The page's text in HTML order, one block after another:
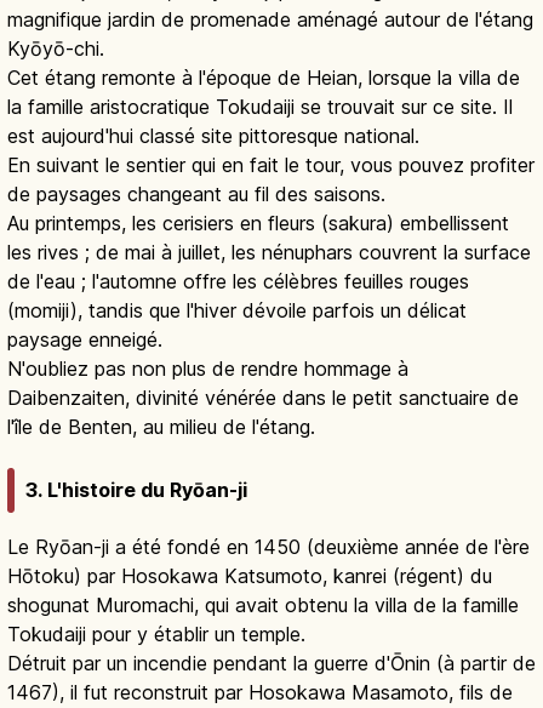
magnifique jardin de promenade aménagé autour de l'étang
Kyōyō-chi.
Cet étang remonte à l'époque de Heian, lorsque la villa de
la famille aristocratique Tokudaiji se trouvait sur ce site. Il
est aujourd'hui classé site pittoresque national.
En suivant le sentier qui en fait le tour, vous pouvez profiter
de paysages changeant au fil des saisons.
Au printemps, les cerisiers en fleurs (sakura) embellissent
les rives ; de mai à juillet, les nénuphars couvrent la surface
de l'eau ; l'automne offre les célèbres feuilles rouges
(momiji), tandis que l'hiver dévoile parfois un délicat
paysage enneigé.
N'oubliez pas non plus de rendre hommage à
Daibenzaiten, divinité vénérée dans le petit sanctuaire de
l'île de Benten, au milieu de l'étang.
3. L'histoire du Ryōan-ji
Le Ryōan-ji a été fondé en 1450 (deuxième année de l'ère
Hōtoku) par Hosokawa Katsumoto, kanrei (régent) du
shogunat Muromachi, qui avait obtenu la villa de la famille
Tokudaiji pour y établir un temple.
Détruit par un incendie pendant la guerre d'Ōnin (à partir de
1467), il fut reconstruit par Hosokawa Masamoto, fils de